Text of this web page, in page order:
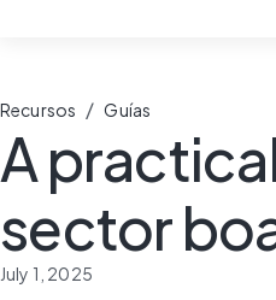
Recursos / Guías
A
sector
July 1, 2025